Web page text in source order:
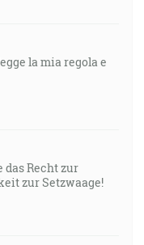
la mia regola e
das Recht zur
zur Setzwaage!